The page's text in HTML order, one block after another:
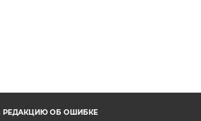
РЕДАКЦИЮ ОБ ОШИБКЕ